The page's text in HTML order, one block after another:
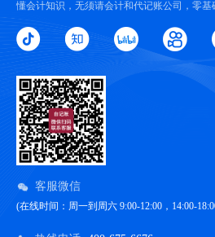
懂会计知识，无须请会计和代记账公司，零基
客服微信
(在线时间：周一到周六 9:00-12:00，14:00-